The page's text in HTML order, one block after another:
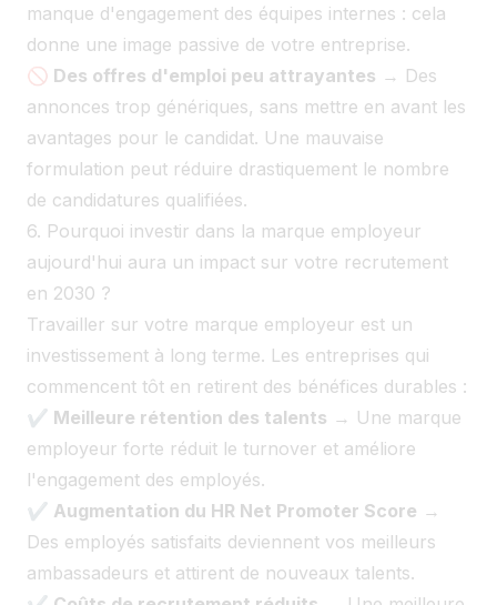
manque d'engagement des équipes internes : cela
donne une image passive de votre entreprise.
🚫 Des offres d'emploi peu attrayantes → Des
annonces trop génériques, sans mettre en avant les
avantages pour le candidat. Une mauvaise
formulation peut réduire drastiquement le nombre
de candidatures qualifiées.
6. Pourquoi investir dans la marque employeur
aujourd'hui aura un impact sur votre recrutement
en 2030 ?
Travailler sur votre marque employeur est un
investissement à long terme. Les entreprises qui
commencent tôt en retirent des bénéfices durables :
✔ Meilleure rétention des talents → Une marque
employeur forte réduit le turnover et améliore
l'engagement des employés.
✔ Augmentation du HR Net Promoter Score →
Des employés satisfaits deviennent vos meilleurs
ambassadeurs et attirent de nouveaux talents.